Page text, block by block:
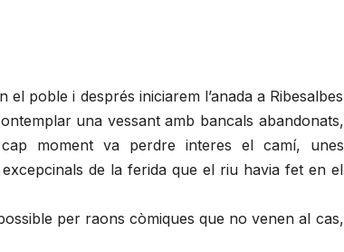
poble i després iniciarem l’anada a Ribesalbes
una vessant amb bancals abandonats,
moment va perdre interes el camí, unes
de la ferida que el riu havia fet en el
per raons còmiques que no venen al cas,